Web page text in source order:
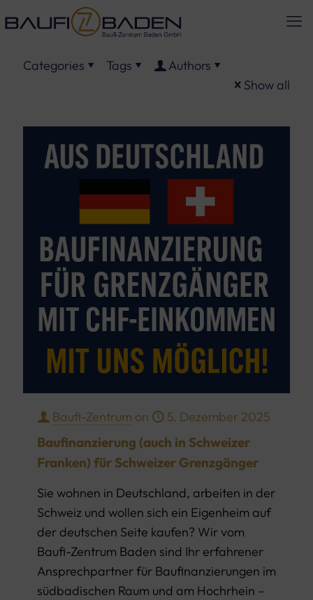
Categories Tags
Authors
Show all
Baufi-Zentrum on 5. Dezember 2025
Baufinanzierung (auch in Schweizer
Franken) für Schweizer Grenzgänger
Sie wohnen in Deutschland, arbeiten in der
Schweiz und wollen sich ein Eigenheim auf
der deutschen Seite kaufen? Wir vom
Baufi-Zentrum Baden sind Ihr erfahrener
Ansprechpartner für Baufinanzierungen im
südbadischen Raum und am Hochrhein –